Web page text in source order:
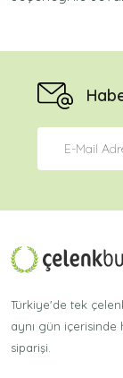
Türkiye'de tek
aynı gün içerisinde
siparişi.